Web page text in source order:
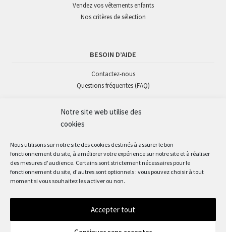
Notre site web utilise des
cookies
Nous utilisons sur notre site des cookies destinés à assurer le bon
fonctionnement du site, à améliorer votre expérience sur notre site et à réaliser
des mesures d'audience. Certains sont strictement nécessaires pour le
fonctionnement du site, d'autres sont optionnels : vous pouvez choisir à tout
moment si vous souhaitez les activer ou non.
Accepter tout
Vendez vos vêtements enfants
Nos critères de sélection
BESOIN D’AIDE
Contactez-nous
Questions fréquentes (FAQ)